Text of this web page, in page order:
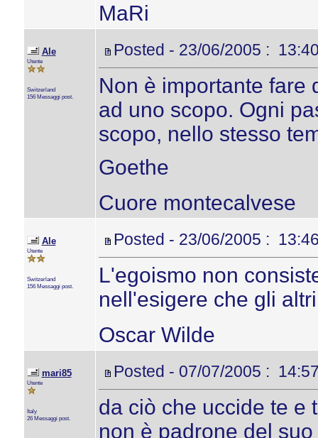
MaRi
Ale
Utente
Switzerland
156 Messaggi post.
Posted - 23/06/2005 :
Non è importante fare
ad uno scopo. Ogni
scopo, nello stesso
Goethe
Cuore montecalvese
Ale
Utente
Switzerland
156 Messaggi post.
Posted - 23/06/2005 :
L'egoismo non
nell'esigere che gli
Oscar Wilde
mari85
Utente
Italy
26 Messaggi post.
Posted - 07/07/2005 :
da ciò che uccide te e
non è padrone del